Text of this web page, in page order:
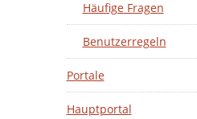
Häufige Fragen
Benutzerregeln
Portale
Hauptportal